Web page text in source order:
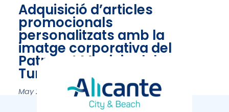
Adquisició d’articles
promocionals
personalitzats amb la
imatge corporativa del
Patronat Municipal de
Turisme i Platges.
May 21, 2024